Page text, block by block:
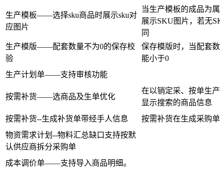
生产模板——选择sku商品时展示sku对
应图片
当生产模板的成品为
展示SKU图片，若无
同
生产模版——配套数量不为0的保存校
验
保存模版时，当配套
能小于0
生产计划单——支持审核功能
按需补货——选商品及生单优化
在以销定采、按单生
显示搜索的商品信息
按需补货--生成补货单带经手人信息
按需补货在生成采购
物资需求计划--物料汇总缺口支持按默
认供应商拆分采购单
成本调价单——支持导入商品明细。